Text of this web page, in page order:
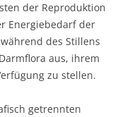
der Reproduktion
Energiebedarf der
des Stillens
aus, ihrem
zu stellen.
getrennten